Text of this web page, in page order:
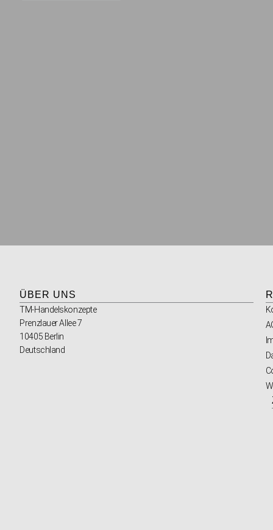
ÜBER UNS
TM-Handelskonzepte
Prenzlauer Allee 7
10405 Berlin
Deutschland